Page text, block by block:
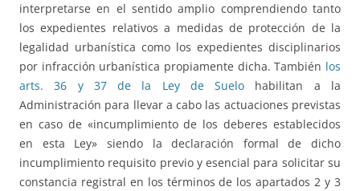
interpretarse en el sentido amplio comprendiendo tanto
los expedientes relativos a medidas de protección de la
legalidad urbanística como los expedientes disciplinarios
por infracción urbanística propiamente dicha. También los
arts. 36 y 37 de la Ley de Suelo habilitan a la
Administración para llevar a cabo las actuaciones previstas
en caso de «incumplimiento de los deberes establecidos
en esta Ley» siendo la declaración formal de dicho
incumplimiento requisito previo y esencial para solicitar su
constancia registral en los términos de los apartados 2 y 3